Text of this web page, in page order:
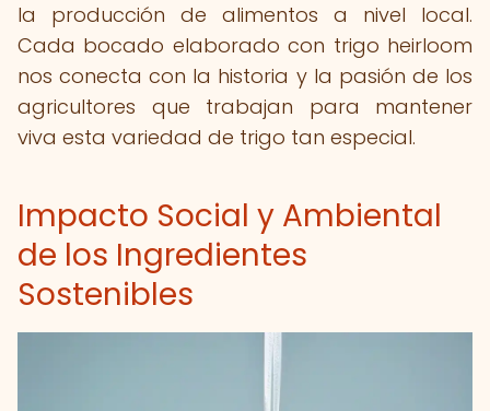
la producción de alimentos a nivel local.
Cada bocado elaborado con trigo heirloom
nos conecta con la historia y la pasión de los
agricultores que trabajan para mantener
viva esta variedad de trigo tan especial.
Impacto Social y Ambiental
de los Ingredientes
Sostenibles